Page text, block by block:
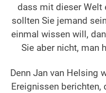
dass mit dieser Welt
sollten Sie jemand
einmal wissen will,
Sie aber nicht, man
Denn Jan van Helsing
Ereignissen